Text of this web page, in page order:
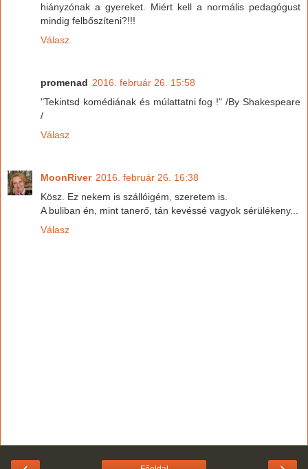
hiányzónak a gyereket. Miért kell a normális pedagógust
mindig felbőszíteni?!!!
Válasz
promenad 2016. február 26. 15:58
"Tekintsd komédiának és múlattatni fog !" /By Shakespeare
/
Válasz
MoonRiver 2016. február 26. 16:38
Kösz. Ez nekem is szállóigém, szeretem is.
A buliban én, mint tanerő, tán kevéssé vagyok sérülékeny...
Válasz